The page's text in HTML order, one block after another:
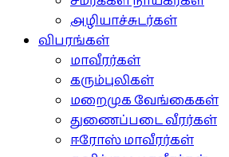
அழியாச்சுடர்கள்
விபரங்கள்
மாவீரர்கள்
கரும்புலிகள்
மறைமுக வேங்கைகள்
துணைப்படை வீரர்கள்
ஈரோஸ் மாவீரர்கள்